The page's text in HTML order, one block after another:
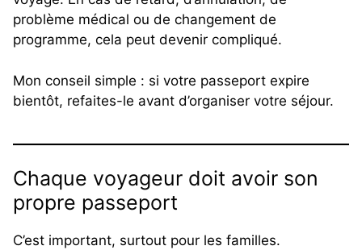
problème médical ou de changement de
programme, cela peut devenir compliqué.
Mon conseil simple : si votre passeport expire
bientôt, refaites-le avant d’organiser votre séjour.
Chaque voyageur doit avoir son
propre passeport
C’est important, surtout pour les familles.